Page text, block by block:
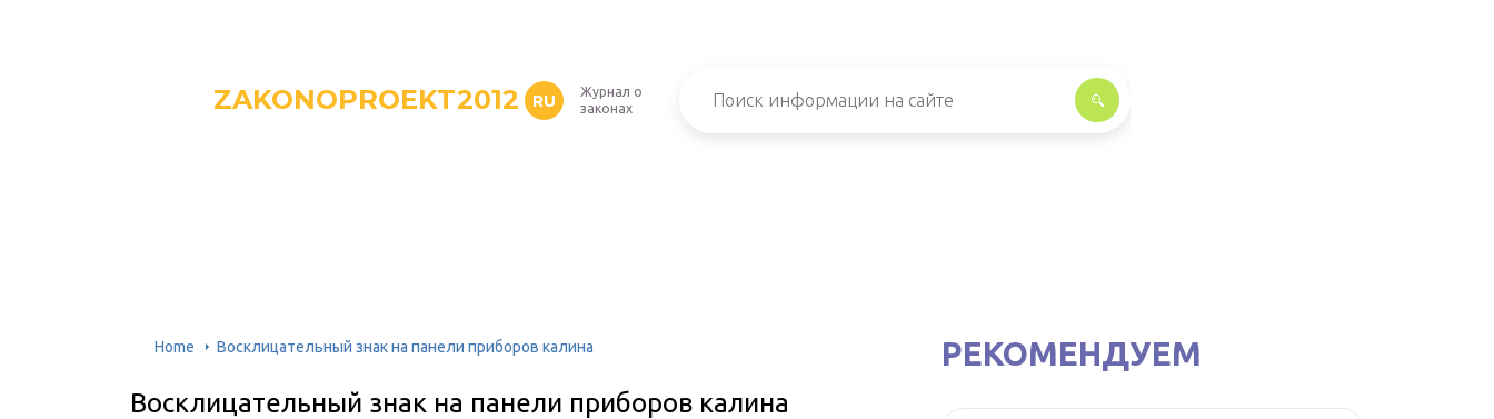
ZAKONOPROEKT2012 RU
Журнал о
законах
Home Восклицательный знак на панели приборов калина
Восклицательный знак на панели приборов калина
РЕКОМЕНДУЕМ